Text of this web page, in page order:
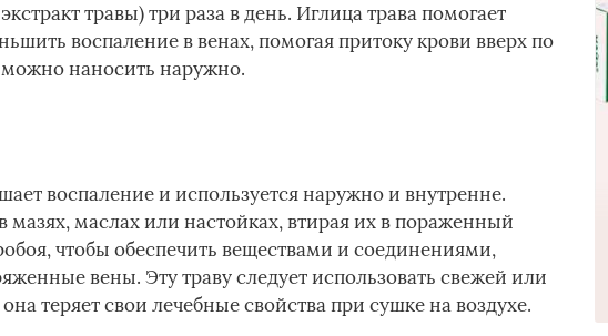
травы) три раза в день. Иглица трава помогает
воспаление в венах, помогая притоку крови вверх по
наносить наружно.
воспаление и используется наружно и внутренне.
мазях, маслах или настойках, втирая их в пораженный
чтобы обеспечить веществами и соединениями,
вены. Эту траву следует использовать свежей или
теряет свои лечебные свойства при сушке на воздухе.